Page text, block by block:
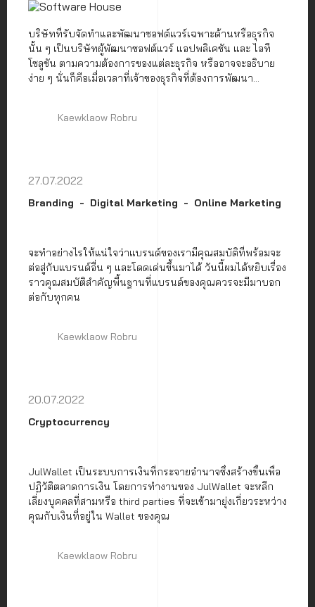
บริษัทที่รับจัดทำและพัฒนาซอฟต์แวร์เฉพาะด้านหรือธุรกิจ
นั้น ๆ เป็นบริษัทผู้พัฒนาซอฟต์แวร์ แอปพลิเคชัน และ ไอที
โซลูชัน ตามความต้องการของแต่ละธุรกิจ หรืออาจจะอธิบาย
ง่าย ๆ นั่นก็คือเมื่อเวลาที่เจ้าของธุรกิจที่ต้องการพัฒนา
ปรึกษาไปจนถึงการ Maintenance เลยทีเดียว
Kaewklaow Robru
27.07.2022
Branding Digital Marketing Online Marketing
จะทำอย่างไรให้แน่ใจว่าแบรนด์ของเรามีคุณสมบัติที่พร้อมจะ
ต่อสู่กับแบรนด์อื่น ๆ และโดดเด่นขึ้นมาได้ วันนี้ผมได้หยิบเรื่อง
ราวคุณสมบัติสำคัญพื้นฐานที่แบรนด์ของคุณควรจะมีมาบอก
ต่อกับทุกคน
Kaewklaow Robru
20.07.2022
Cryptocurrency
JulWallet เป็นระบบการเงินที่กระจายอำนาจซึ่งสร้างขึ้นเพื่อ
ปฏิวัติตลาดการเงิน โดยการทำงานของ JulWallet จะหลีก
เลี่ยงบุคคลที่สามหรือ third parties ที่จะเข้ามายุ่งเกี่ยวระหว่าง
คุณกับเงินที่อยู่ใน Wallet ของคุณ
Kaewklaow Robru